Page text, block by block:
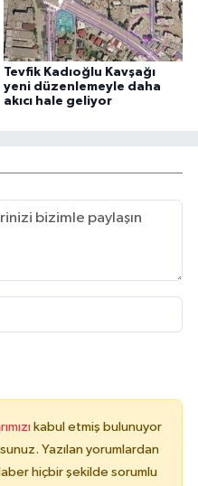
Tevfik Kadıoğlu Kavşağı
yeni düzenlemeyle daha
akıcı hale geliyor
kabul etmiş bulunuyor
Yazılan yorumlardan
hiçbir şekilde sorumlu